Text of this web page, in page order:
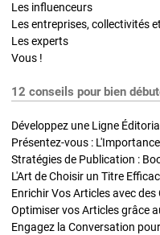
Les influenceurs
Les entreprises, collectivités
Les experts
Vous !
12 conseils pour bien
Développez une Ligne
Présentez-vous :
L'Art de Choisir un Titre
Optimiser vos Articles grâce
Engagez la Conversation